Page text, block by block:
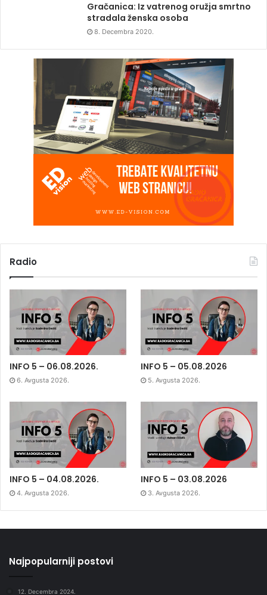
Gračanica: Iz vatrenog oružja smrtno
stradala ženska osoba
8. Decembra 2020.
Radio
INFO 5 – 06.08.2026.
6. Avgusta 2026.
INFO 5 – 05.08.2026
5. Avgusta 2026.
INFO 5 – 04.08.2026.
4. Avgusta 2026.
INFO 5 – 03.08.2026
3. Avgusta 2026.
Najpopularniji postovi
12. Decembra 2024.